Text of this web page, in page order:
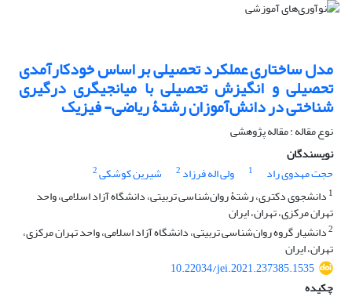
مدل ساختاری عملکرد تحصیلی بر اساس خودکارآمدی
تحصیلی و انگیزش تحصیلی با میانجیگری درگیری
شناختی در دانش‌آموزان رشتۀ ریاضی- فیزیک
نوع مقاله : مقاله پژوهشی
نویسندگان
حجت مهدوی راد
1 ولی اله فرزاد 2 شیرین کوشکی2
1 دانشجوی دکتری، رشتۀ روان‌شناسی تربیتی، دانشگاه آزاد اسلامی، واحد
تهران مرکزی، تهران، ایران
2دانشیار گروه روان‌شناسی تربیتی، دانشگاه آزاد اسلامی، واحد تهران مرکزی،
تهران، ایران
10.22034/jei.2021.237385.1535
چکیده